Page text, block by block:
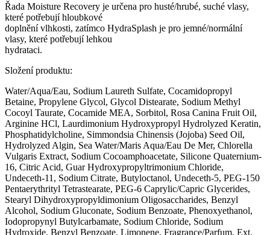
Řada Moisture Recovery je určena pro husté/hrubé, suché vlasy,
které potřebují hloubkové
doplnění vlhkosti, zatímco HydraSplash je pro jemné/normální
vlasy, které potřebují lehkou
hydrataci.
Složení produktu:
Water/Aqua/Eau, Sodium Laureth Sulfate, Cocamidopropyl
Betaine, Propylene Glycol, Glycol Distearate, Sodium Methyl
Cocoyl Taurate, Cocamide MEA, Sorbitol, Rosa Canina Fruit Oil,
Arginine HCl, Laurdimonium Hydroxypropyl Hydrolyzed Keratin,
Phosphatidylcholine, Simmondsia Chinensis (Jojoba) Seed Oil,
Hydrolyzed Algin, Sea Water/Maris Aqua/Eau De Mer, Chlorella
Vulgaris Extract, Sodium Cocoamphoacetate, Silicone Quaternium-
16, Citric Acid, Guar Hydroxypropyltrimonium Chloride,
Undeceth-11, Sodium Citrate, Butyloctanol, Undeceth-5, PEG-150
Pentaerythrityl Tetrastearate, PEG-6 Caprylic/Capric Glycerides,
Stearyl Dihydroxypropyldimonium Oligosaccharides, Benzyl
Alcohol, Sodium Gluconate, Sodium Benzoate, Phenoxyethanol,
Iodopropynyl Butylcarbamate, Sodium Chloride, Sodium
Hydroxide, Benzyl Benzoate, Limonene, Fragrance/Parfum, Ext.